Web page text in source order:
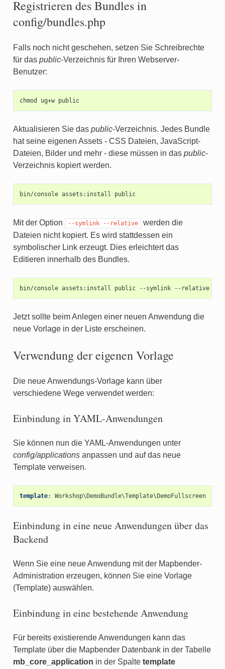
Registrieren des Bundles in
config/bundles.php
Falls noch nicht geschehen, setzen Sie Schreibrechte
für das public-Verzeichnis für Ihren Webserver-
Benutzer:
chmod ug+w public
Aktualisieren Sie das public-Verzeichnis. Jedes Bundle
hat seine eigenen Assets - CSS Dateien, JavaScript-
Dateien, Bilder und mehr - diese müssen in das public-
Verzeichnis kopiert werden.
bin/console assets:install public
Mit der Option --symlink --relative
werden die
Dateien nicht kopiert. Es wird stattdessen ein
symbolischer Link erzeugt. Dies erleichtert das
Editieren innerhalb des Bundles.
bin/console assets:install public --symlink --relative
Jetzt sollte beim Anlegen einer neuen Anwendung die
neue Vorlage in der Liste erscheinen.
Verwendung der eigenen Vorlage
Die neue Anwendungs-Vorlage kann über
verschiedene Wege verwendet werden:
Einbindung in YAML-Anwendungen
Sie können nun die YAML-Anwendungen unter
config/applicationsanpassen und auf das neue
Template verweisen.
template: Workshop\DemoBundle\Template\DemoFullscreen
Einbindung in eine neue Anwendungen über das
Backend
Wenn Sie eine neue Anwendung mit der Mapbender-
Administration erzeugen, können Sie eine Vorlage
(Template) auswählen.
Einbindung in eine bestehende Anwendung
Für bereits existierende Anwendungen kann das
Template über die Mapbender Datenbank in der Tabelle
mb_core_application in der Spalte template